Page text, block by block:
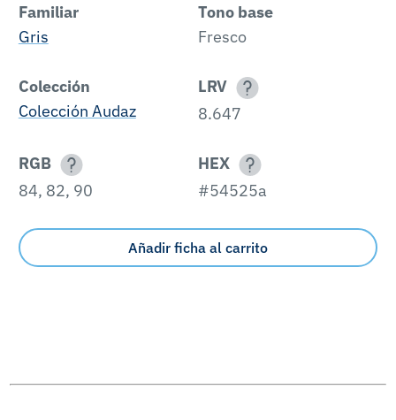
Familiar
Gris
Tono base
Fresco
Colección
Colección Audaz
LRV
8.647
RGB
84, 82, 90
HEX
#54525a
Añadir ficha al carrito